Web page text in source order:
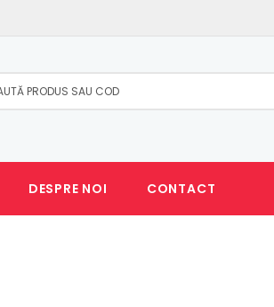
DESPRE NOI CONTACT